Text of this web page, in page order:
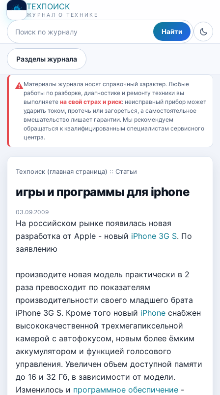
ТЕХПОИСК
ЖУРНАЛ О ТЕХНИКЕ
Найти
Разделы журнала
⚠Материалы журнала носят справочный характер. Любые
работы по разборке, диагностике и ремонту техники вы
выполняете на свой страх и риск: неисправный прибор может
ударить током, протечь или загореться, а самостоятельное
вмешательство лишает гарантии. Мы рекомендуем
обращаться к квалифицированным специалистам сервисного
центра.
Техпоиск (главная страница) :: Статьи
игры и программы для iphone
03.09.2009
На российском рынке появилась новая
разработка от Apple - новый iPhone 3G S. По
заявлению
производите новая модель практически в 2
раза превосходит по показателям
производительности своего младшего брата
iPhone 3G S. Кроме того новый iPhone снабжен
высококачественной трехмегапиксельной
камерой с автофокусом, новым более ёмким
аккумулятором и функцией голосового
управления. Увеличен объем доступной памяти
до 16 и 32 Гб, в зависимости от модели.
Изменилось и программное обеспичение -